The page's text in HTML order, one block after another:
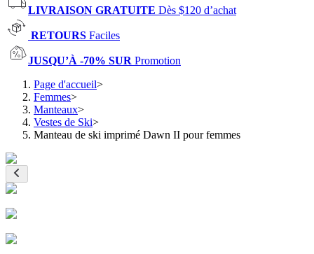
LIVRAISON GRATUITE Dès $120 d’achat
RETOURS Faciles
JUSQU’À -70% SUR Promotion
Page d'accueil>
Femmes>
Manteaux>
Vestes de Ski>
Manteau de ski imprimé Dawn II pour femmes